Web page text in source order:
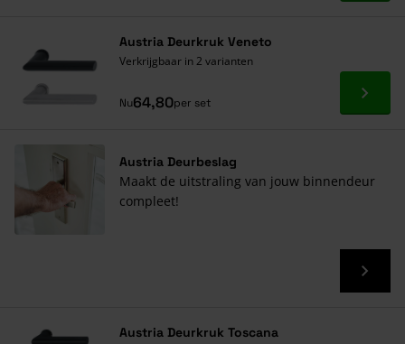
Austria Deurkruk Veneto
Verkrijgbaar in 2 varianten
Nu64,80per set Ga
Austria Deurbeslag
Maakt de uitstraling van jouw binnendeur
compleet!
Austria Deurkruk Toscana